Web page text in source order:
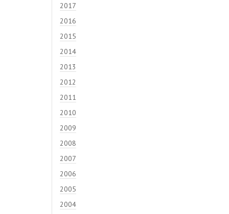
2017
2016
2015
2014
2013
2012
2011
2010
2009
2008
2007
2006
2005
2004